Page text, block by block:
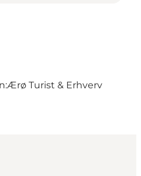
Ærø Turist & Erhverv